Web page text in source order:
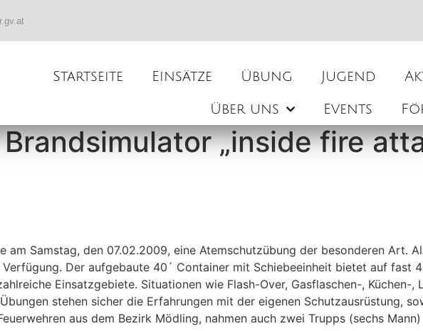
Startseite Einsätze Übung Jugend
Über uns Events
„inside fire
Samstag, den 07.02.2009, eine Atemschutzübung der besonderen Art.
Der aufgebaute 40´ Container mit Schiebeeinheit bietet auf fast
Einsatzgebiete. Situationen wie Flash-Over, Gasflaschen-, Küchen-,
stehen sicher die Erfahrungen mit der eigenen Schutzausrüstung,
aus dem Bezirk Mödling, nahmen auch zwei Trupps (sechs